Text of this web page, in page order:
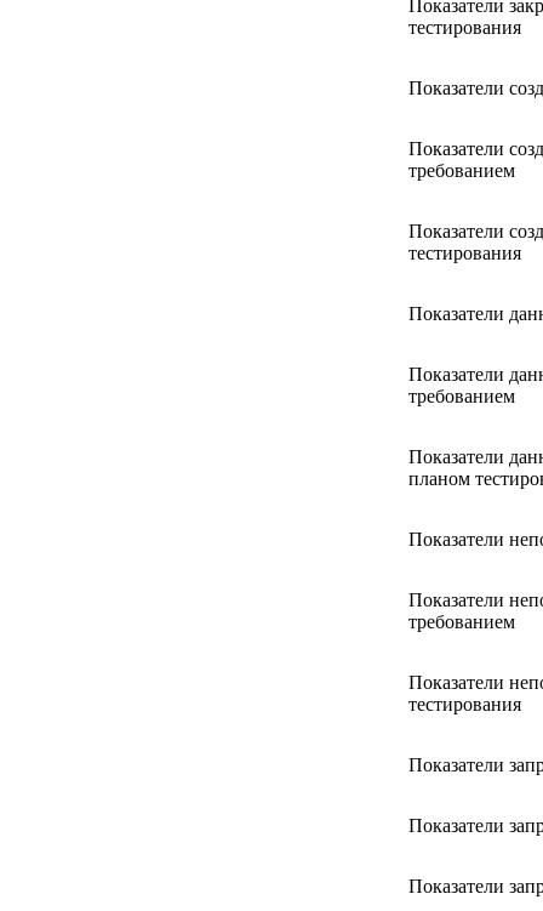
Показатели
тестирования
Показатели
Показатели
требованием
Показатели
тестирования
Показатели
Показатели
требованием
Показатели
планом
Показатели
Показатели
требованием
Показатели
тестирования
Показатели
Показатели
Показатели